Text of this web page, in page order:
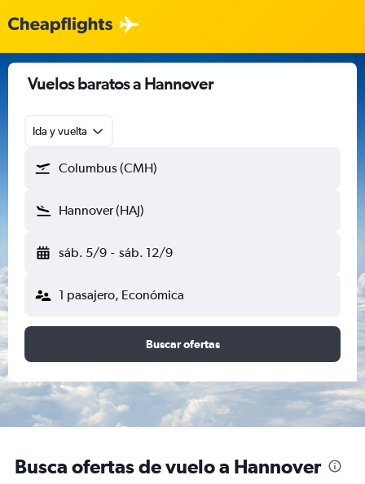
Vuelos baratos a Hannover
Ida y vuelta
Columbus (CMH)
Hannover (HAJ)
sáb. 5/9 - sáb. 12/9
1 pasajero, Económica
Buscar ofertas
Busca ofertas de vuelo a Hannover